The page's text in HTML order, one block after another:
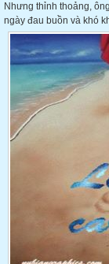
Nhưng thỉnh thoảng,
ngày đau buồn và khó